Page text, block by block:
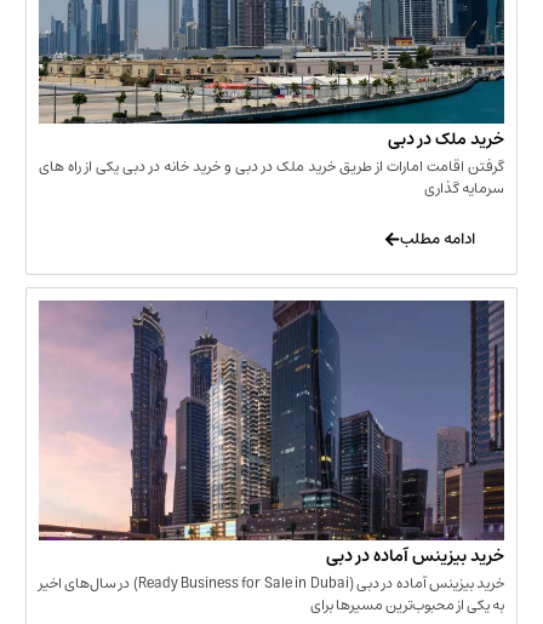
در دبی
امارات از طریق خرید ملک در دبی و خرید خانه در دبی یکی از راه های
آماده در دبی
خرید بیزینس آماده در دبی (Ready Business for Sale in Dubai) در سال‌های اخیر
مسیرها برای